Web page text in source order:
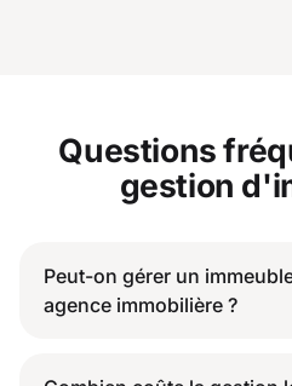
Questions
gestion
Peut-on gérer un
agence immobilière ?